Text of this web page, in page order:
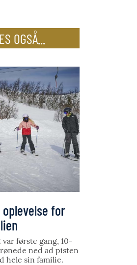
OGSÅ...
for
var første gang, 10-
ned ad pisten
hele sin familie.